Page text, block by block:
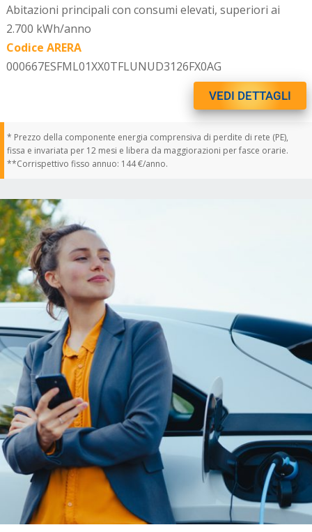
Abitazioni principali con consumi elevati, superiori ai
2.700 kWh/anno
Codice ARERA
000667ESFML01XX0TFLUNUD3126FX0AG
VEDI DETTAGLI
* Prezzo della componente energia comprensiva di perdite di rete (PE),
fissa e invariata per 12 mesi e libera da maggiorazioni per fasce orarie.
**Corrispettivo fisso annuo: 144 €/anno.